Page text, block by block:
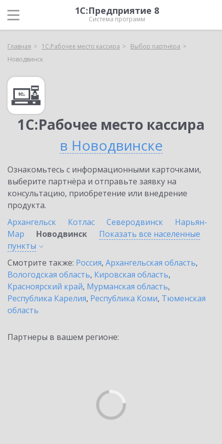
1С:Предприятие 8
Система программ
Главная 1С:Рабочее место кассира
Выбор партнёра
Новодвинск
1С:Рабочее место кассира
в Новодвинске
Ознакомьтесь с информационными карточками,
выберите партнёра и отправьте заявку на
консультацию, приобретение или внедрение
продукта.
Архангельск
Котлас Северодвинск
Нарьян-
Мар
Новодвинск
Показать все населенные
пункты
Смотрите также: Россия, Архангельская область,
Вологодская область, Кировская область,
Красноярский край, Мурманская область,
Республика Карелия, Республика Коми, Тюменская
область
Партнеры в вашем регионе: